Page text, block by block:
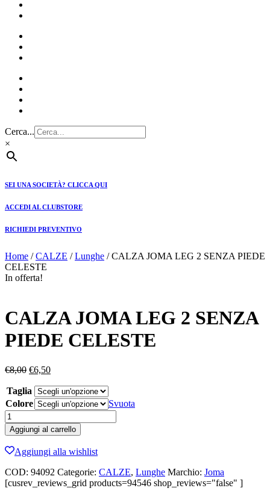
Cerca...
×
SEI UNA SOCIETÀ? CLICCA QUI
ACCEDI AL CLUBSTORE
RICHIEDI PREVENTIVO
Home /CALZE /Lunghe / CALZA JOMA LEG 2 SENZA PIEDE
CELESTE
In offerta!
CALZA JOMA LEG 2 SENZA
PIEDE CELESTE
€8,00 Il
originale
era:
€8,00.
€6,50Il
attuale
è:
€6,50.
Taglia
Colore
Svuota
CALZA
JOMA
LEG
2
SENZA
PIEDE
CELESTE
quantità
Aggiungi al carrello
Aggiungi alla wishlist
COD: 94092 Categorie: CALZE, Lunghe Marchio: Joma
[cusrev_reviews_grid products=94546 shop_reviews="false" ]